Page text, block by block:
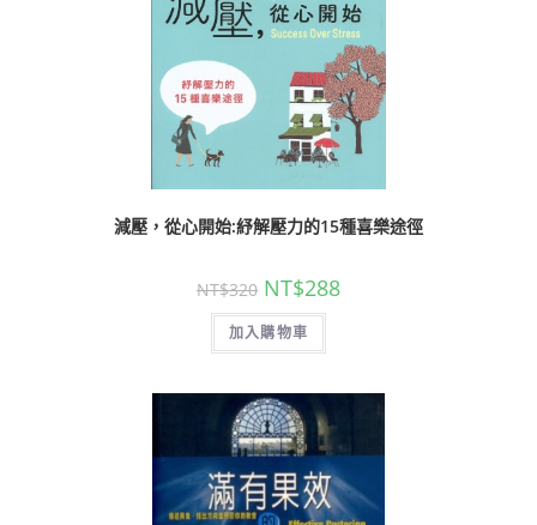
減壓，從心開始:紓解壓力的15種喜樂途徑
NT$320 NT$288
加入購物車